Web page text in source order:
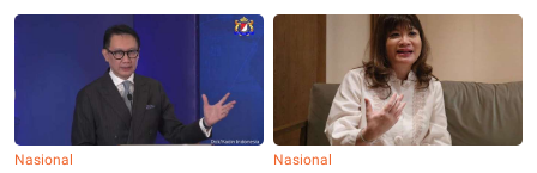
Nasional Nasional